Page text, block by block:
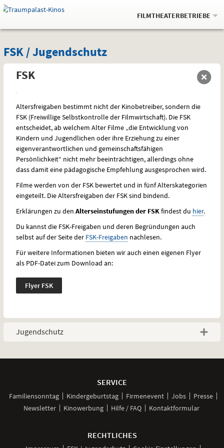
Springe
zum
,zum
.
Navigation
Service
Gehe
zur
Auswahl
FILMTHEATERBETRIEBE
FSK
/
Jugendschutz
FSK / Jugendschutz
FSK
Altersfreigaben bestimmt nicht der Kinobetreiber, sondern die
FSK (Freiwillige Selbstkontrolle der Filmwirtschaft). Die FSK
entscheidet, ab welchem Alter Filme „die Entwicklung von
Kindern und Jugendlichen oder ihre Erziehung zu einer
eigenverantwortlichen und gemeinschaftsfähigen
Persönlichkeit“ nicht mehr beeinträchtigen, allerdings ohne
dass damit eine pädagogische Empfehlung ausgesprochen wird.
Filme werden von der FSK bewertet und in fünf Alterskategorien
eingeteilt. Die Altersfreigaben der FSKsind bindend.
Erklärungen zu den Alterseinstufungen der FSKfindest du hier.
Du kannst die FSK-Freigaben und deren Begründungen auch
selbst auf der Seite der FSK-Freigaben nachlesen.
Für weitere Informationen bieten wir auch einen eigenen Flyer
als PDF-Datei zum Download an:
FlyerFSK
Jugendschutz
SERVICE
Familiensonntag Kindergeburtstag Firmenevent Jobs
Presse
Newsletter
Kinowerbung Hilfe / FAQ Kontaktformular
RECHTLICHES